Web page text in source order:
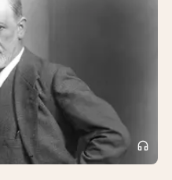
headphones